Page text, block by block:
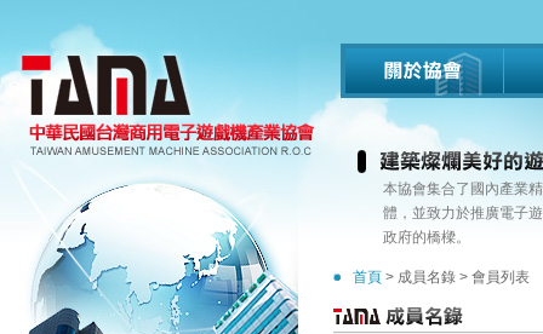
本協會集合了國內產業
體，並致力於推廣電子
政府的橋樑。
首頁> 成員名錄 > 會員列表